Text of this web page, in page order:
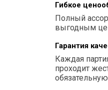
Гибкое
Полный
выгодным
Гарантия
Каждая
проходит